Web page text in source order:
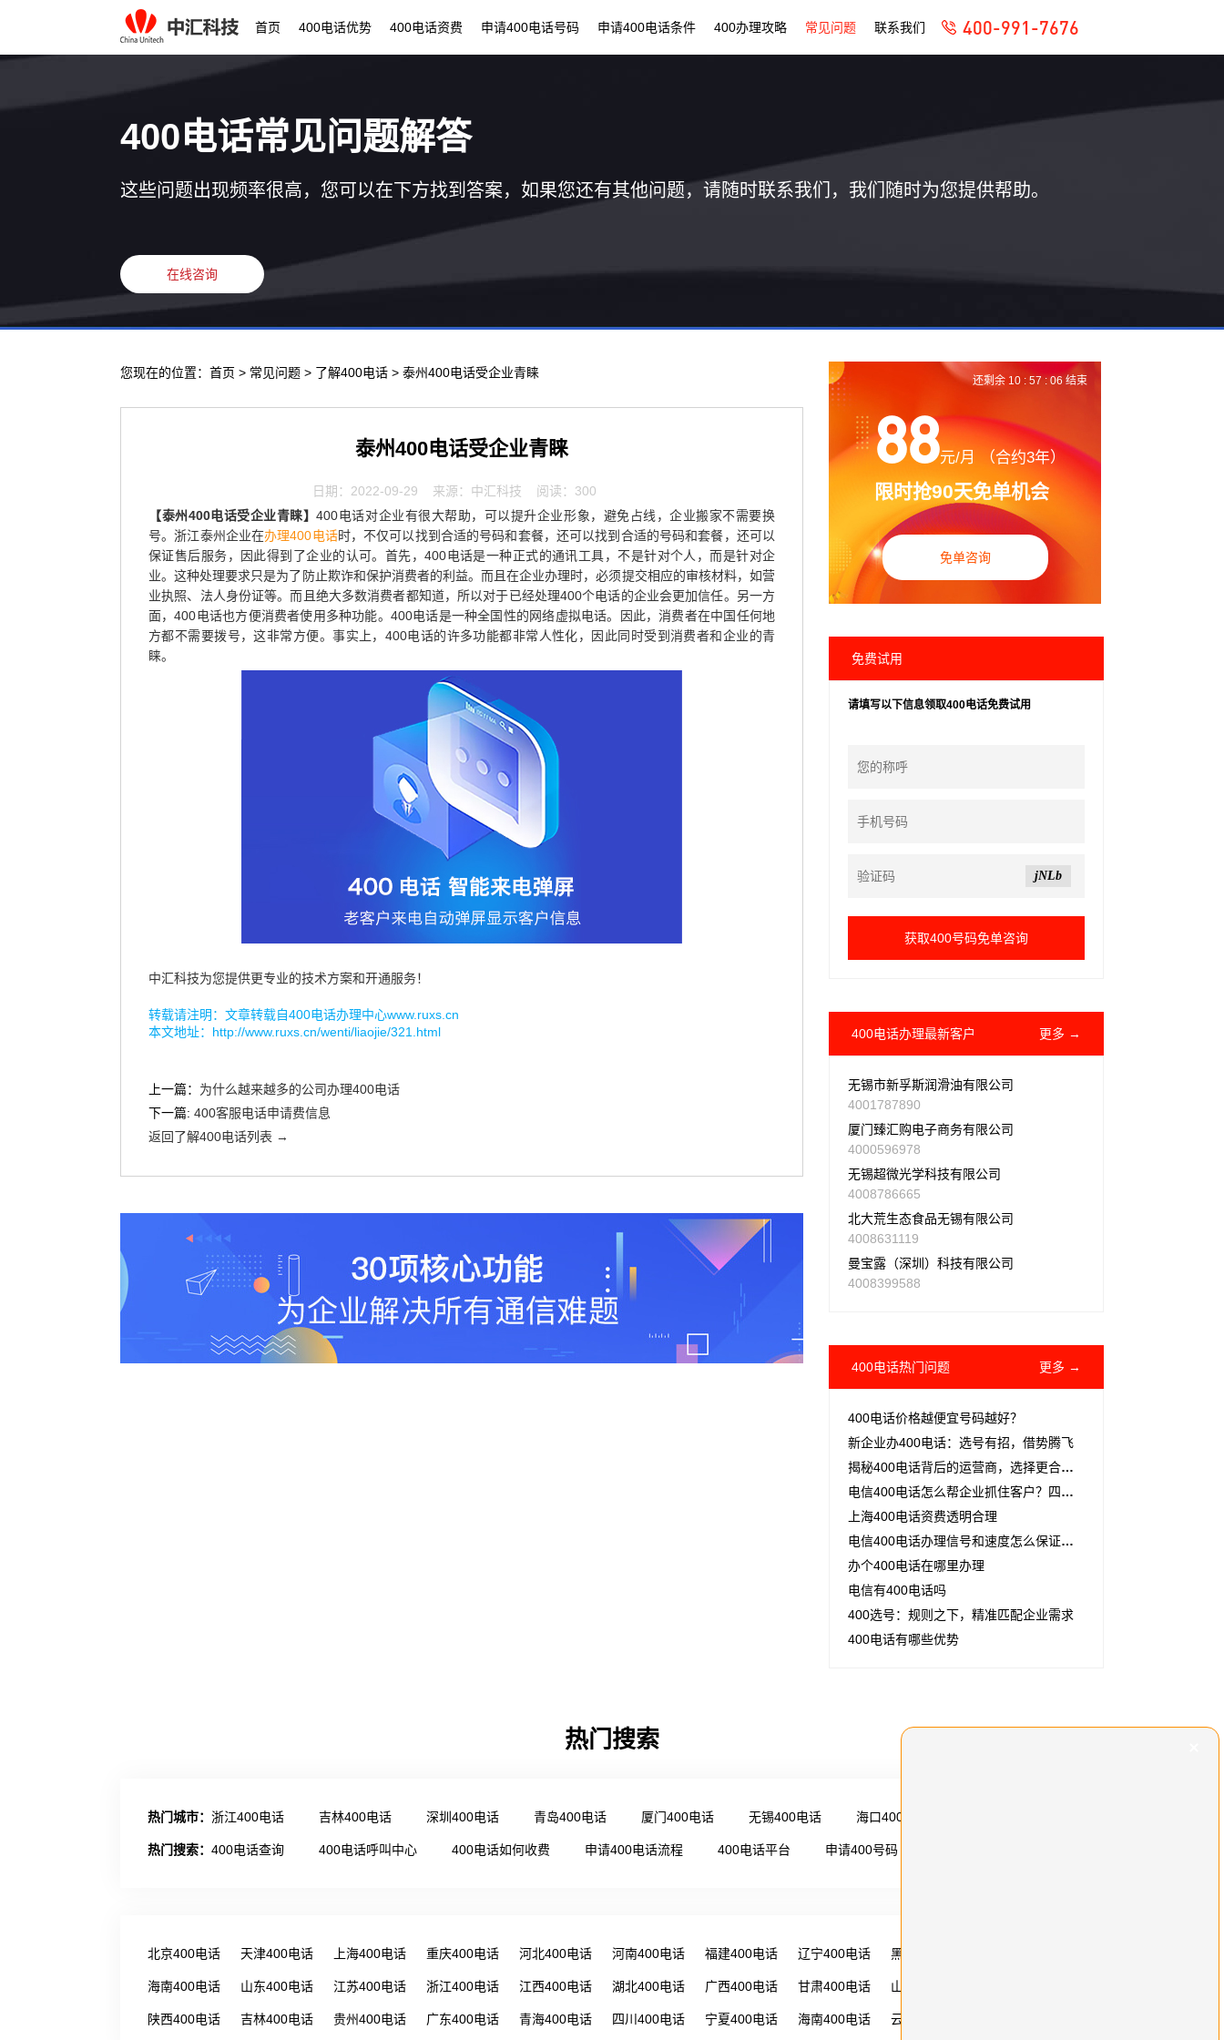
首页 400电话优势 400电话资费 申请400电话号码 申请400电话条件 400办理攻略 常见问题 联系我们 400-991-7676
400电话常见问题解答
这些问题出现频率很高，您可以在下方找到答案，如果您还有其他问题，请随时联系我们，我们随时为您提供帮助。
在线咨询
您现在的位置： 首页 > 常见问题 > 了解400电话 > 泰州400电话受企业青睐
泰州400电话受企业青睐
日期：2022-09-29 来源：中汇科技 阅读：300
【泰州400电话受企业青睐】400电话对企业有很大帮助，可以提升企业形象，避免占线，企业搬家不需要换
号。浙江泰州企业在办理400电话时，不仅可以找到合适的号码和套餐，还可以找到合适的号码和套餐，还可以
保证售后服务，因此得到了企业的认可。首先，400电话是一种正式的通讯工具，不是针对个人，而是针对企
业。这种处理要求只是为了防止欺诈和保护消费者的利益。而且在企业办理时，必须提交相应的审核材料，如营
业执照、法人身份证等。而且绝大多数消费者都知道，所以对于已经处理400个电话的企业会更加信任。另一方
面，400电话也方便消费者使用多种功能。400电话是一种全国性的网络虚拟电话。因此，消费者在中国任何地
方都不需要拨号，这非常方便。事实上，400电话的许多功能都非常人性化，因此同时受到消费者和企业的青
睐。
中汇科技为您提供更专业的技术方案和开通服务！
转载请注明：文章转载自400电话办理中心www.ruxs.cn
本文地址： http://www.ruxs.cn/wenti/liaojie/321.html
上一篇： 为什么越来越多的公司办理400电话
下一篇: 400客服电话申请费信息
返回了解400电话列表 →
88元/月 （合约3年）
限时抢90天免单机会
免单咨询
还剩余 10 : 57 :05 结束
免费试用
请填写以下信息领取400电话免费试用
jNLb
400电话办理最新客户 更多 →
无锡市新孚斯润滑油有限公司
4001787890
厦门臻汇购电子商务有限公司
4000596978
无锡超微光学科技有限公司
4008786665
北大荒生态食品无锡有限公司
4008631119
曼宝露（深圳）科技有限公司
4008399588
400电话热门问题 更多 →
400电话价格越便宜号码越好？
新企业办400电话：选号有招，借势腾飞
揭秘400电话背后的运营商，选择更合适的服务商
电信400电话怎么帮企业抓住客户？四个价值看完就懂
上海400电话资费透明合理
电信400电话办理信号和速度怎么保证？两个要点一篇讲透
办个400电话在哪里办理
电信有400电话吗
400选号：规则之下，精准匹配企业需求
400电话有哪些优势
热门搜索
热门城市： 浙江400电话 吉林400电话 深圳400电话 青岛400电话 厦门400电话 无锡400电话 海口400电话
热门搜索： 400电话查询 400电话呼叫中心 400电话如何收费 申请400电话流程 400电话平台 申请400号码
北京400电话 天津400电话 上海400电话 重庆400电话 河北400电话 河南400电话 福建400电话 辽宁400电话 黑龙江400电话
海南400电话 山东400电话 江苏400电话 浙江400电话 江西400电话 湖北400电话 广西400电话 甘肃400电话 山西400电话
陕西400电话 吉林400电话 贵州400电话 广东400电话 青海400电话 四川400电话 宁夏400电话 海南400电话 云南400电话